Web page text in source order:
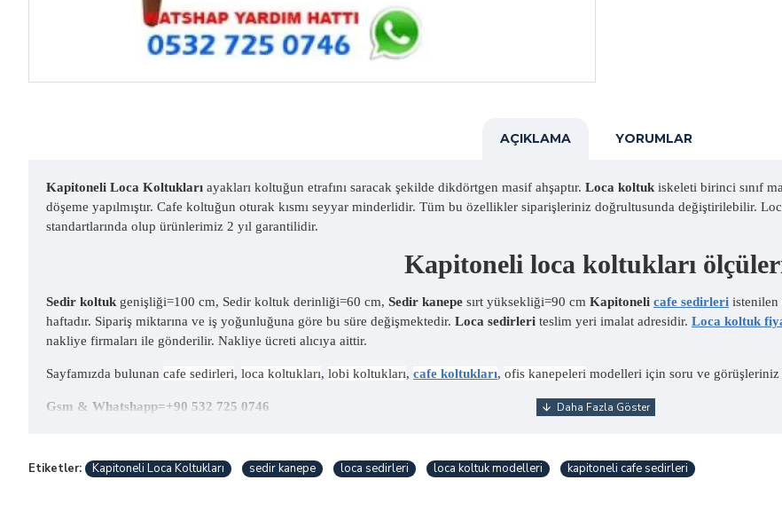
AÇIKLAMA YORUMLAR
Kapitoneli Loca Koltukları ayakları koltuğun etrafını saracak şekilde dikdörtgen masif ahşaptır. Loca koltuk iskeleti birinci sınıf
döşeme yapılmıştır. Cafe koltuğun oturak kısmı seyyar minderlidir. Tüm bu özellikler siparişleriniz doğrultusunda değiştirilebilir.
standartlarında olup ürünlerimiz 2 yıl garantilidir.
Kapitoneli loca koltukları
Sedir koltuk genişliği=100 cm, Sedir koltuk derinliği=60 cm, Sedir kanepe sırt yüksekliği=90 cm Kapitoneli cafe sedirleri istenilen
haftadır. Sipariş miktarına ve iş yoğunluğuna göre bu süre değişmektedir. Loca sedirleri teslim yeri imalat adresidir. Loca koltuk
nakliye firmaları ile gönderilir. Nakliye ücreti alıcıya aittir.
Sayfamızda bulunan cafe sedirleri, loca koltukları, lobi koltukları, cafe koltukları, ofis kanepeleri modelleri için soru ve
Gsm & Whatshapp=+90 532 725 0746
Etiketler: Kapitoneli Loca Koltukları sedir kanepe loca sedirleri loca koltuk modelleri kapitoneli cafe sedirleri